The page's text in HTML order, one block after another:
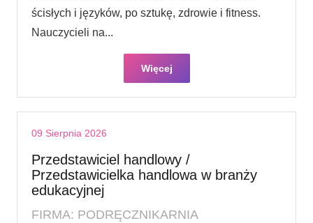
ścisłych i języków, po sztukę, zdrowie i fitness.
Nauczycieli na...
Więcej
09 Sierpnia 2026
Przedstawiciel handlowy /
Przedstawicielka handlowa w branży
edukacyjnej
FIRMA: PODRĘCZNIKARNIA